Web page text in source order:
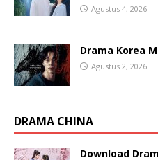
Agustus 4, 2026
Drama Korea
Agustus 2, 2026
DRAMA CHINA
Download